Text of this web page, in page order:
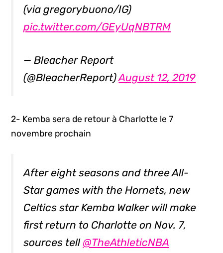
(via gregorybuono/IG)
pic.twitter.com/GEyUqNBTRM
— Bleacher Report
(@BleacherReport)August 12, 2019
2- Kemba sera de retour à Charlotte le 7
novembre prochain
After eight seasons and three All-
Star games with the Hornets, new
Celtics star Kemba Walker will make
first return to Charlotte on Nov. 7,
sources tell @TheAthleticNBA